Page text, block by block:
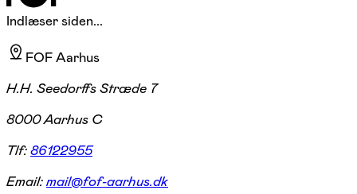
Indlæser siden...
FOF Aarhus
H.H. Seedorffs Stræde 7
8000 Aarhus C
Tlf:86122955
Email:mail@fof-aarhus.dk